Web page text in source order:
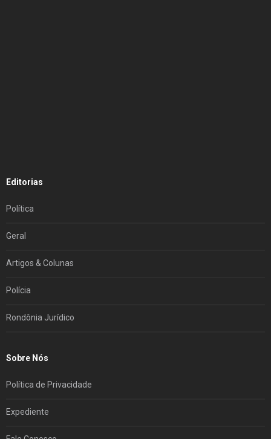
Editorias
Política
Geral
Artigos & Colunas
Polícia
Rondônia Jurídico
Sobre Nós
Política de Privacidade
Expediente